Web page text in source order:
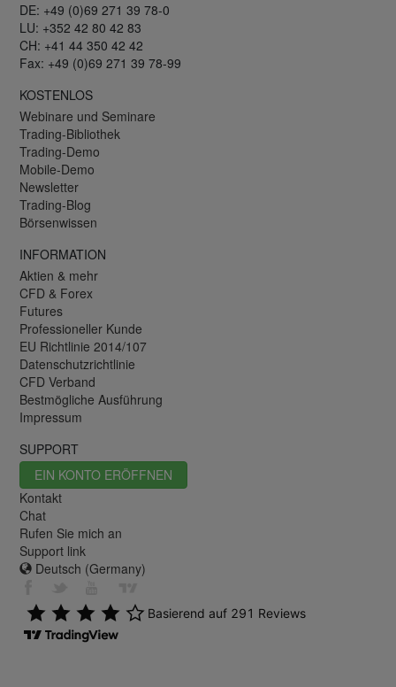
DE: +49 (0)69 271 39 78-0
LU: +352 42 80 42 83
CH: +41 44 350 42 42
Fax: +49 (0)69 271 39 78-99
KOSTENLOS
Webinare und Seminare
Trading-Bibliothek
Trading-Demo
Mobile-Demo
Newsletter
Trading-Blog
Börsenwissen
INFORMATION
Aktien & mehr
CFD & Forex
Futures
Professioneller Kunde
EU Richtlinie 2014/107
Datenschutzrichtlinie
CFD Verband
Bestmögliche Ausführung
Impressum
SUPPORT
EIN KONTO ERÖFFNEN
Kontakt
Chat
Rufen Sie mich an
Support link
Deutsch (Germany)